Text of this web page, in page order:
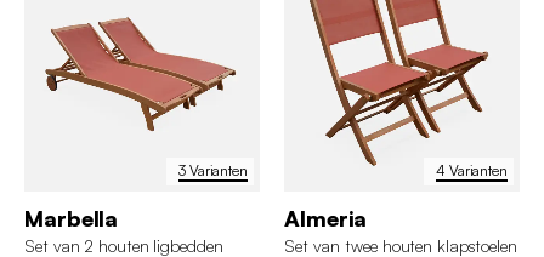
3 Varianten
Marbella
Set van 2 houten ligbedden
4 Varianten
Almeria
Set van twee houten klapstoelen